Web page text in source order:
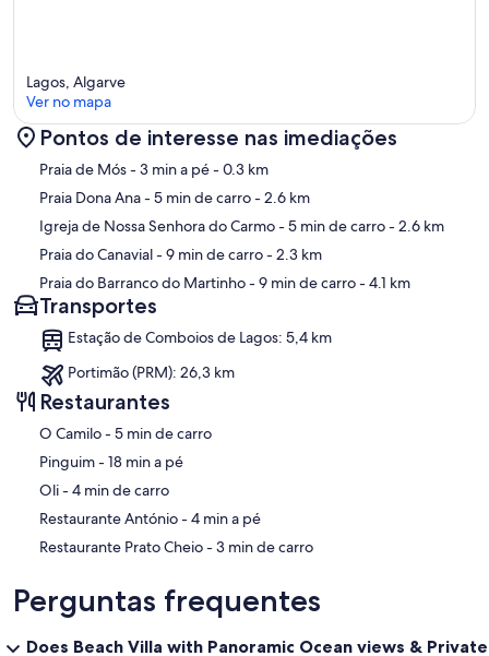
Mapa
Lagos, Algarve
Ver no mapa
Pontos de interesse nas imediações
Praia de Mós- 3 min a pé- 0.3 km
Praia Dona Ana- 5 min de carro- 2.6 km
Igreja de Nossa Senhora do Carmo- 5 min de carro- 2.6 km
Praia do Canavial- 9 min de carro- 2.3 km
Praia do Barranco do Martinho- 9 min de carro- 4.1 km
Transportes
Estação de Comboios de Lagos: 5,4 km
Portimão (PRM): 26,3 km
Restaurantes
‪O Camilo - ‬5 min de carro
‪Pinguim - ‬18 min a pé
‪Oli - ‬4 min de carro
‪Restaurante António - ‬4 min a pé
‪Restaurante Prato Cheio - ‬3 min de carro
Perguntas frequentes
Does Beach Villa with Panoramic Ocean views & Private